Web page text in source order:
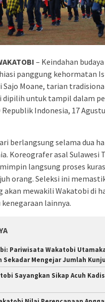
– Keindahan
panggung kehormatan
Sajo Moane, tarian
dipilih untuk tampil dalam
Indonesia, 17
berlangsung selama dua
Koreografer asal Sulawesi
langsung proses
orang. Seleksi ini
akan mewakili Wakatobi di
lainnya.
Pariwisata Wakatobi
Sekadar Mengejar Jumlah
Sayangkan Sikap Acuh